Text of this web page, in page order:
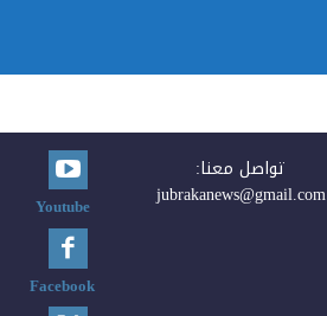
تواصل معنا:
jubrakanews@gmail.com
Youtube
Facebook